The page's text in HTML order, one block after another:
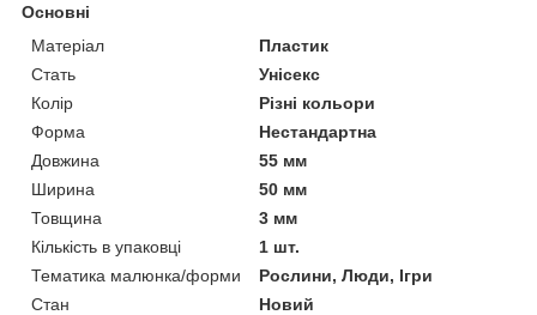
Основні
Матеріал
Пластик
Стать
Унісекс
Колір
Різні кольори
Форма
Нестандартна
Довжина
55 мм
Ширина
50 мм
Товщина
3 мм
Кількість в упаковці
1 шт.
Тематика малюнка/форми
Рослини, Люди, Ігри
Стан
Новий